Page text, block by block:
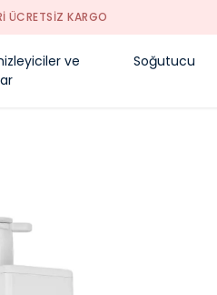
ÜCRETSIZ KARGO
ve
Soğutucu